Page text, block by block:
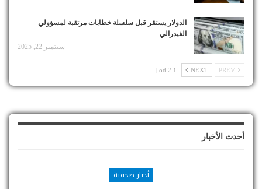
الدولار يستقر قبل سلسلة خطابات مرتقبة لمسؤولي
الفيدرالي
سبتمبر 22, 2025
NEXT
1 od 2 |
أحدث الأخبار
أخبار صحفية